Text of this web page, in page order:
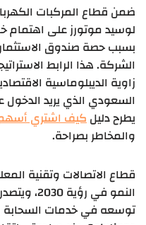
ضمن قطاع المركبات
لوسيد موتورز على
السعودي الذي يريد
يطرح دليلكيف اشتري
والمخاطر بصراحة.
قطاع الاتصالات وتقنية